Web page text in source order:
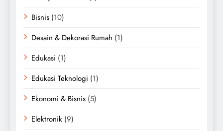
Bisnis (10)
Desain & Dekorasi Rumah (1)
Edukasi (1)
Edukasi Teknologi (1)
Ekonomi & Bisnis (5)
Elektronik (9)